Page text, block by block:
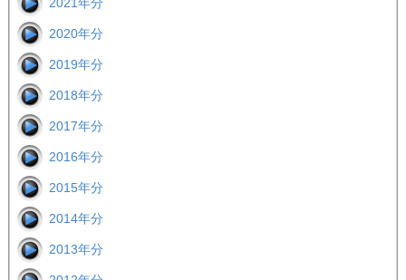
2021年分
2020年分
2019年分
2018年分
2017年分
2016年分
2015年分
2014年分
2013年分